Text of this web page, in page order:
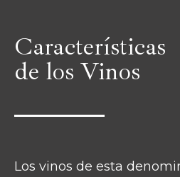
Características
de los Vinos
Los vinos de esta